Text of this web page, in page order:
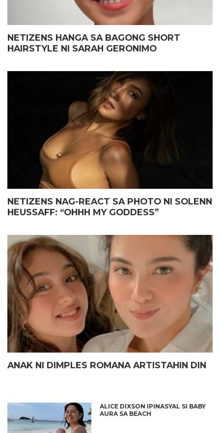
NETIZENS HANGA SA BAGONG SHORT
HAIRSTYLE NI SARAH GERONIMO
NETIZENS NAG-REACT SA PHOTO NI SOLENN
HEUSSAFF: “OHHH MY GODDESS”
ANAK NI DIMPLES ROMANA ARTISTAHIN DIN
ALICE DIXSON IPINASYAL SI BABY
AURA SA BEACH